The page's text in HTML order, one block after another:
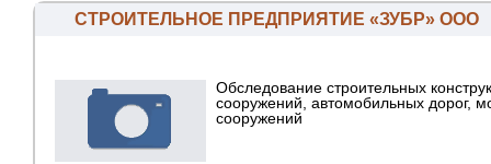
СТРОИТЕЛЬНОЕ ПРЕДПРИЯТИЕ «ЗУБР» ООО
Обследование строительных
сооружений, автомобильных дорог,
сооружений